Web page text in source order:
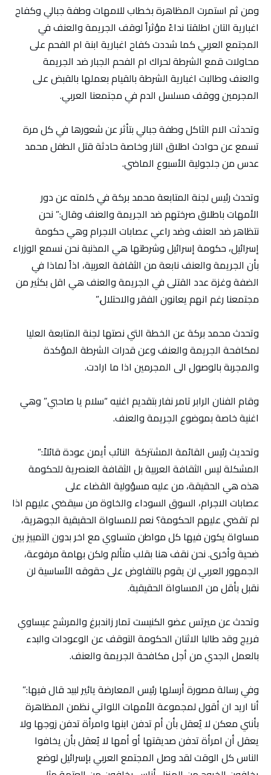
ومن ثم استمرت المظاهرة بخطاب للامهات وطفة جبالي وكفاح
اغبارية التان اطلقتا نداءً مؤثراً لوقف الجريمة والعنف في
المجتمع العربي كما شددت كفاح اغبارية ابنة ام الفحم على
محاولات قمع الشرطة لحراك ام الفحم الجبار ضد الجريمة
والعنف وطالبت اغبارية الشرطة بالقيام بعملها بالقبض على
المجرمين ووقف مسلسل الدم في مجتمعنا العربي.
وتحدثت الام الثاكل وطفة جبالي بتأثر عن شعورها في كل مرة
تسمع عن حوادث اطلاق النار وخاصة حادثة قتل الطفل محمد
عدس من جلجولية الأسبوع الماضي.
وتحدث رئيس لجنة المتابعة محمد بركة في كلمته عن دور
الأمهات باطلاق صرختهم ضد الجريمة والعنف وقال:” نحن
نتظاهر ضد العنف وضد راعي عصابات الاجرام وهي حكومة
إسرائيل، حكومة إسرائيل وشرطتها هي المذنبة نحن نسمع الوزراء
بأن الجريمة والعنف نابعة من الثقافة العربية، اذاً لماذا في
الضفة وغزة عدد القتلى في الجريمة والعنف هي اقل بكثير من
مجتمعنا رغم انهم يعانون الفقر والاحتلال.”
وتحدث محمد بركة عن الخطة التي نصتها لجنة المتابعة العليا
لمكافحة الجريمة والعنف وعن قدرات الشرطة المؤكدة
والمجربة بالوصول الى المجرمين اذا ما ارادت.
وقام الفنان الرابر تامر نفار بتقديم اغنيه “سلام يا صاحبي” وهي
اغنية خاصة بموضوع الجريمة والعنف.
وتحديث رئيس القائمة المشتركة النائب أيمن عودة قائلاً:”
المشكلة ليس الثقافة العربية بل الثقافة العنصرية للحكومة
هذه هي الحقيقة، من عليه مسؤولية القضاء على
عصابات الاجرام، السوق السوداء والخاوة من سيقضي عليهم اذا
لم تقضي عليهم الحكومة؟ نعم للمساواة الحقيقية الجوهرية،
مساواة يكون فيها كل مواطن متساوي مع اخر بدون التمييز بين
ضحية وأخرى. نحن نقف هنا بقلب متألم ولكن بهامة مرفوعة،
الجمهور العربي لن يقوم بالتفاوض على حقوقه الأساسية لن
نقبل بأقل من المساواة الحقيقية.
وتحدث عن ميرتس عضو الكنيست تمار زاندبرغ والمرشح عيساوي
فريج وقد طالبا الاثنان الحكومة التوقف عن الوعودات والبدء
بالعمل الجدي من أجل مكافحة الجريمة والعنف.
وفي رسالة مصورة أرسلها رئيس المعارضة يائير لبيد قال فيها:”
أنا اريد ان أقول لمجموعة الأمهات اللواتي نظمن المظاهرة
بأنني معكن لا يُعقل بأن أم تدفن ابنها وامرأة تدفن زوجها ولا
يعقل أن امرأة تدفن صديقتها أو أمها لا يُعقل بأن يخافوا
الناس كل الوقت لقد وصل المجتمع العربي بإسرائيل لوضع